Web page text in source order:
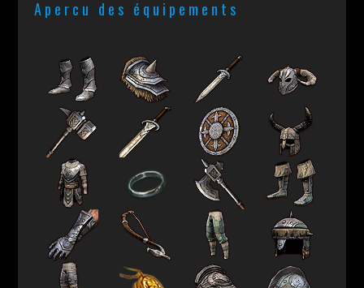
Apercu des équipements